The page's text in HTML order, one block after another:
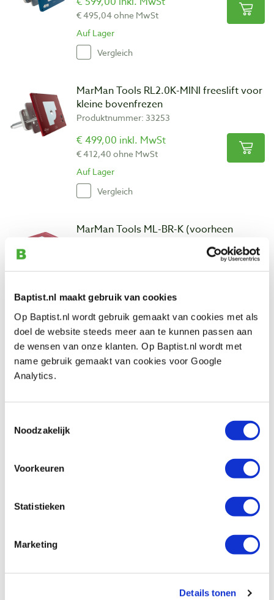
Baptist.nl maakt gebruik van cookies
Op Baptist.nl wordt gebruik gemaakt van cookies met als
doel de website steeds meer aan te kunnen passen aan
de wensen van onze klanten. Op Baptist.nl wordt met
name gebruik gemaakt van cookies voor Google
Analytics.
Noodzakelijk
Voorkeuren
Statistieken
Marketing
Details tonen
€ 495,04 ohne MwSt
Auf Lager
Vergleich
MarMan Tools RL2.0K-MINI freeslift voor
kleine bovenfrezen
Produktnummer: 33253
€ 499,00 inkl. MwSt
€ 412,40 ohne MwSt
Auf Lager
Vergleich
MarMan Tools ML-BR-K (voorheen
RL2.0K-AD43) freeslift voor freesmotor
€ 420,66 ohne MwSt
Auf Lager
Vergleich
MarMan Tools RL3.0K freeslift
MarMan Tools reduceerplaat blanco voor